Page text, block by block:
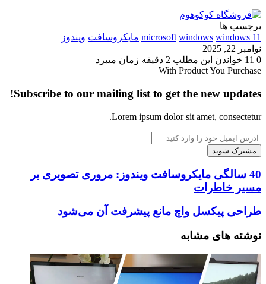
برچسب ها
microsoft windows windows 11 مایکروسافت ویندوز
نوامبر 22, 2025
0
خواندن این مطلب 2 دقیقه زمان میبرد
With Product You Purchase
Subscribe to our mailing list to get the new updates!
Lorem ipsum dolor sit amet, consectetur.
آدرس
ایمیل
خود
را
وارد
کنید
40
مایکروسافت
ویندوز:
مروری
بر
مسیر
خاطرات
40 سالگی مایکروسافت ویندوز: مروری تصویری بر
مسیر خاطرات
طراحی
پیکسل
واچ
مانع
پیشرفت
آن
می‌شود
طراحی پیکسل واچ مانع پیشرفت آن می‌شود
نوشته های مشابه